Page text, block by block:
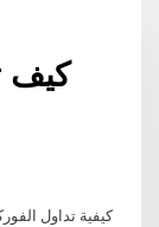
كيف
كيفية تداول